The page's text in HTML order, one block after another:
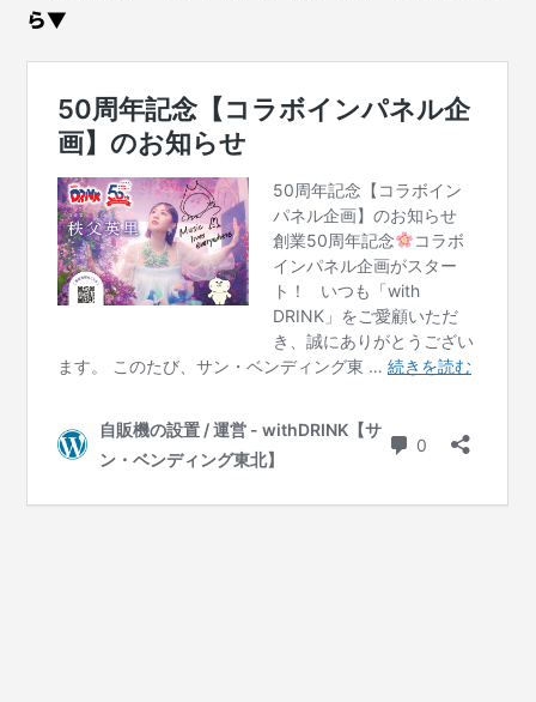
ら▼